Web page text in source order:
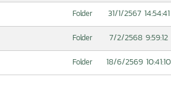
Folder 31/1/2567 14:54:41
Folder 7/2/2568 9:59:12
Folder 18/6/2569 10:41:10